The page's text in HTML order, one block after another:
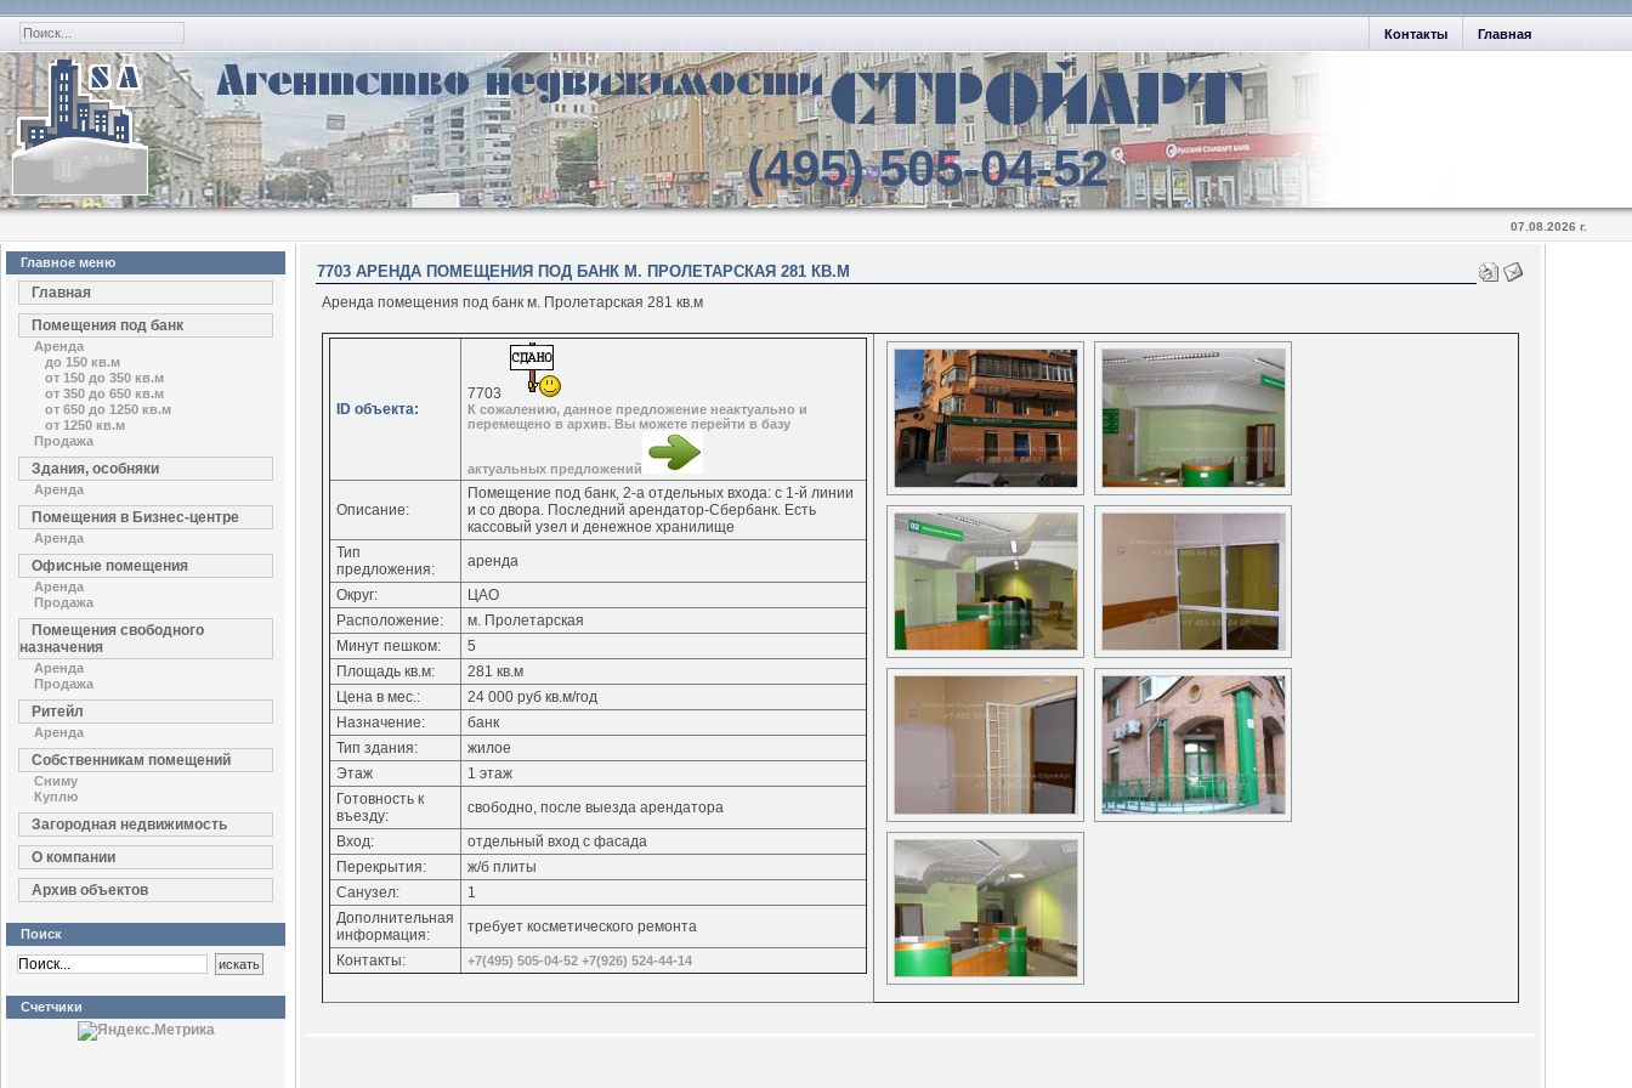
Главная
Контакты
(495) 505-04-52
07.08.2026 г.
Главное меню
Главная
Помещения под банк
Аренда
до 150 кв.м
от 150 до 350 кв.м
от 350 до 650 кв.м
от 650 до 1250 кв.м
от 1250 кв.м
Продажа
Здания, особняки
Аренда
Помещения в Бизнес-центре
Аренда
Офисные помещения
Аренда
Продажа
Помещения свободного
назначения
Аренда
Продажа
Ритейл
Аренда
Собственникам помещений
Сниму
Куплю
Загородная недвижимость
О компании
Архив объектов
Поиск
Счетчики
7703 АРЕНДА ПОМЕЩЕНИЯ ПОД БАНК М. ПРОЛЕТАРСКАЯ 281 КВ.М
Аренда помещения под банк м. Пролетарская 281 кв.м
ID объекта:
7703
К сожалению, данное предложение неактуально и
перемещено в архив. Вы можете перейти в базу
актуальных предложений
Описание:
Помещение под банк, 2-а отдельных входа: с 1-й линии
и со двора. Последний арендатор-Сбербанк. Есть
кассовый узел и денежное хранилище
Тип
предложения:
аренда
Округ:
ЦАО
Расположение:
м. Пролетарская
Минут пешком:
5
Площадь кв.м:
281 кв.м
Цена в мес.:
24 000 руб кв.м/год
Назначение:
банк
Тип здания:
жилое
Этаж
1 этаж
Готовность к
въезду:
свободно, после выезда арендатора
Вход:
отдельный вход с фасада
Перекрытия:
ж/б плиты
Санузел:
1
Дополнительная
информация:
требует косметического ремонта
Контакты:
+7(495) 505-04-52 +7(926) 524-44-14